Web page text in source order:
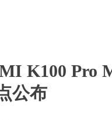
K100 Pro
公布